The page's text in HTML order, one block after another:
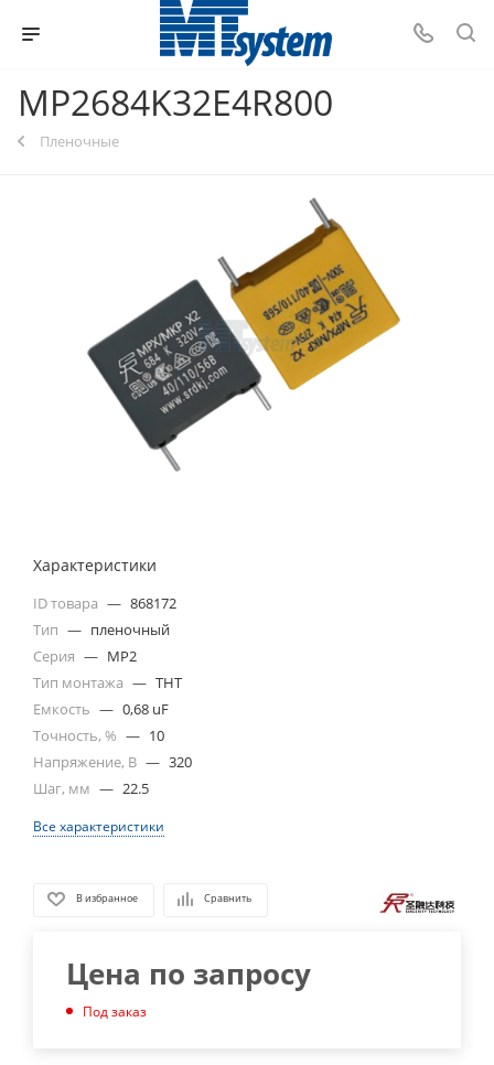
MP2684K32E4R800
Пленочные
Характеристики
ID товара — 868172
Тип — пленочный
Серия — MP2
Тип монтажа — THT
Емкость — 0,68 uF
Точность, % — 10
Напряжение, В — 320
Шаг, мм — 22.5
Все характеристики
В избранное Сравнить
Цена по запросу
Под заказ